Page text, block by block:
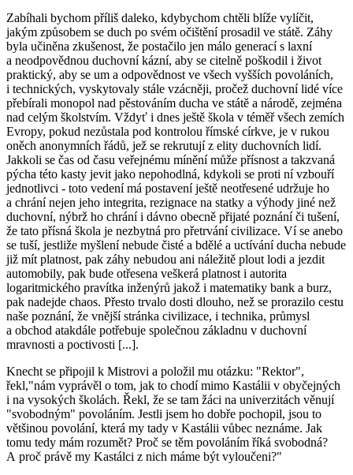
Zabíhali bychom příliš daleko, kdybychom chtěli blíže vylíčit,
jakým způsobem se duch po svém očištění prosadil ve státě. Záhy
byla učiněna zkušenost, že postačilo jen málo generací s laxní
a neodpovědnou duchovní kázní, aby se citelně poškodil i život
praktický, aby se um a odpovědnost ve všech vyšších povoláních,
i technických, vyskytovaly stále vzácněji, pročež duchovní lidé více
přebírali monopol nad pěstováním ducha ve státě a národě, zejména
nad celým školstvím. Vždyť i dnes ještě škola v téměř všech zemích
Evropy, pokud nezůstala pod kontrolou římské církve, je v rukou
oněch anonymních řádů, jež se rekrutují z elity duchovních lidí.
Jakkoli se čas od času veřejnému mínění může přísnost a takzvaná
pýcha této kasty jevit jako nepohodlná, kdykoli se proti ní vzbouří
jednotlivci - toto vedení má postavení ještě neotřesené udržuje ho
a chrání nejen jeho integrita, rezignace na statky a výhody jiné než
duchovní, nýbrž ho chrání i dávno obecně přijaté poznání či tušení,
že tato přísná škola je nezbytná pro přetrvání civilizace. Ví se anebo
se tuší, jestliže myšlení nebude čisté a bdělé a uctívání ducha nebude
již mít platnost, pak záhy nebudou ani náležitě plout lodi a jezdit
automobily, pak bude otřesena veškerá platnost i autorita
logaritmického pravítka inženýrů jakož i matematiky bank a burz,
pak nadejde chaos. Přesto trvalo dosti dlouho, než se prorazilo cestu
naše poznání, že vnější stránka civilizace, i technika, průmysl
a obchod atakdále potřebuje společnou základnu v duchovní
mravnosti a poctivosti [...].
Knecht se připojil k Mistrovi a položil mu otázku: "Rektor",
řekl,"nám vyprávěl o tom, jak to chodí mimo Kastálii v obyčejných
i na vysokých školách. Řekl, že se tam žáci na univerzitách věnují
"svobodným" povoláním. Jestli jsem ho dobře pochopil, jsou to
většinou povolání, která my tady v Kastálii vůbec neznáme. Jak
tomu tedy mám rozumět? Proč se těm povoláním říká svobodná?
A proč právě my Kastálci z nich máme být vyloučeni?"